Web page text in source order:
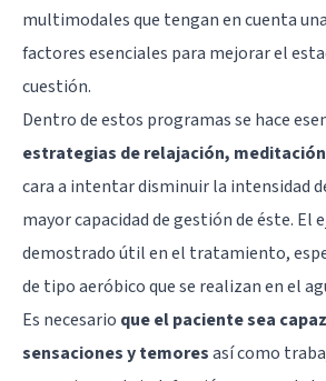
multimodales que tengan en cuenta
factores esenciales para mejorar el
cuestión.
Dentro de estos programas se hace
estrategias de relajación,
cara a intentar disminuir la intensidad
mayor capacidad de gestión de éste. El
demostrado útil en el tratamiento,
de tipo aeróbico que se realizan en el
Es necesario que el paciente sea
sensaciones y temoresasí como